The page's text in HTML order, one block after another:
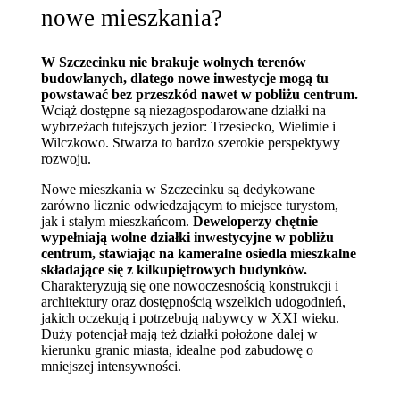
nowe mieszkania?
W Szczecinku nie brakuje wolnych terenów
budowlanych, dlatego nowe inwestycje mogą tu
powstawać bez przeszkód nawet w pobliżu centrum.
Wciąż dostępne są niezagospodarowane działki na
wybrzeżach tutejszych jezior: Trzesiecko, Wielimie i
Wilczkowo. Stwarza to bardzo szerokie perspektywy
rozwoju.
Nowe mieszkania w Szczecinku są dedykowane
zarówno licznie odwiedzającym to miejsce turystom,
jak i stałym mieszkańcom.Deweloperzy chętnie
wypełniają wolne działki inwestycyjne w pobliżu
centrum, stawiając na kameralne osiedla mieszkalne
składające się z kilkupiętrowych budynków.
Charakteryzują się one nowoczesnością konstrukcji i
architektury oraz dostępnością wszelkich udogodnień,
jakich oczekują i potrzebują nabywcy w XXI wieku.
Duży potencjał mają też działki położone dalej w
kierunku granic miasta, idealne pod zabudowę o
mniejszej intensywności.